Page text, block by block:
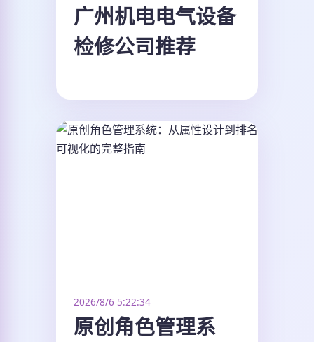
广州机电电气设备
检修公司推荐
2026/8/6 5:22:34
原创角色管理系